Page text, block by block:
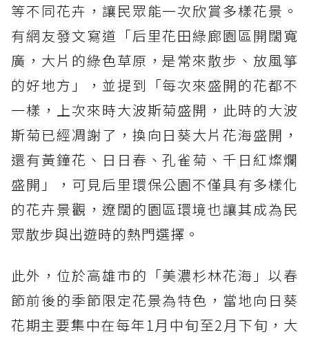
等不同花卉，讓民眾能一次欣賞多樣花景。
有網友發文寫道「后里花田綠廊園區開闊寬
廣，大片的綠色草原，是常來散步、放風箏
的好地方」，並提到「每次來盛開的花都不
一樣，上次來時大波斯菊盛開，此時的大波
斯菊已經凋謝了，換向日葵大片花海盛開，
還有黃鐘花、日日春、孔雀菊、千日紅燦爛
盛開」，可見后里環保公園不僅具有多樣化
的花卉景觀，遼闊的園區環境也讓其成為民
眾散步與出遊時的熱門選擇。
此外，位於高雄市的「美濃杉林花海」以春
節前後的季節限定花景為特色，當地向日葵
花期主要集中在每年1月中旬至2月下旬，大